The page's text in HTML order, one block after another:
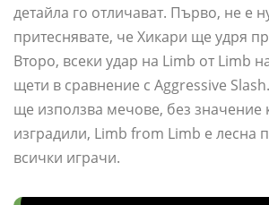
детайла го отличават. Първо, не е
притеснявате, че Хикари ще удря
Второ, всеки удар на Limb от Limb
щети в сравнение с Aggressive
ще използва мечове, без значение
изградили, Limb from Limb е лесна
всички играчи.